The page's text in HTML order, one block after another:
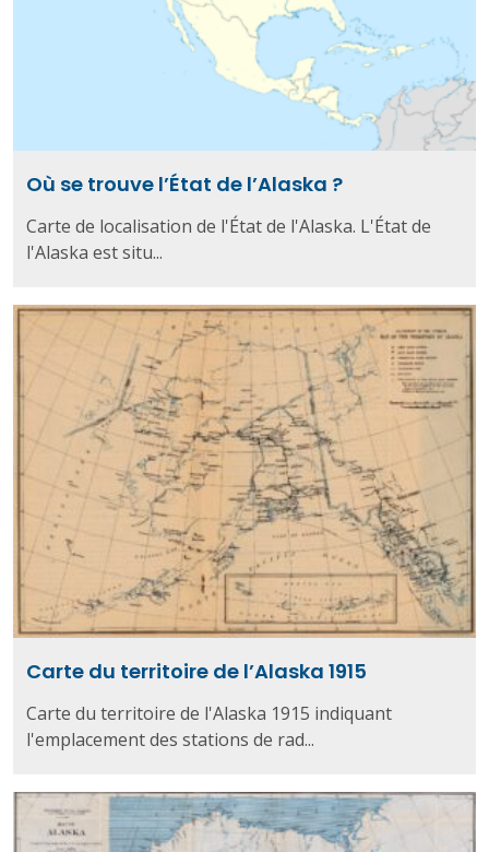
Où se trouve l’État de l’Alaska ?
Carte de localisation de l'État de l'Alaska. L'État de
l'Alaska est situ...
Carte du territoire de l’Alaska 1915
Carte du territoire de l'Alaska 1915 indiquant
l'emplacement des stations de rad...